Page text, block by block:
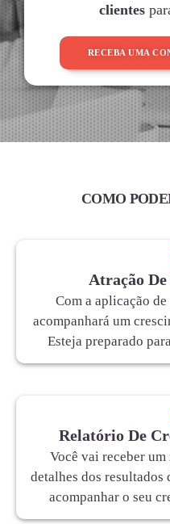
clientes
RECEBA UMA
COMO
Atração
Com a aplicação
acompanhará um
Esteja preparado
Relatório De
Você vai receber
detalhes dos resultados
acompanhar o seu